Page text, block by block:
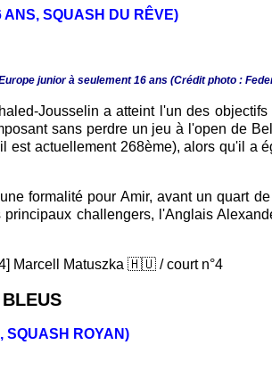
SQUASH DU RÊVE)
junior à seulement 16 ans (Crédit photo :
Jousselin a atteint l'un des
sans perdre un jeu à l'open de
actuellement 268ème), alors qu'il a
formalité pour Amir, avant un quart
challengers, l'Anglais
Marcell Matuszka 🇭🇺 / court n°4
SQUASH ROYAN)